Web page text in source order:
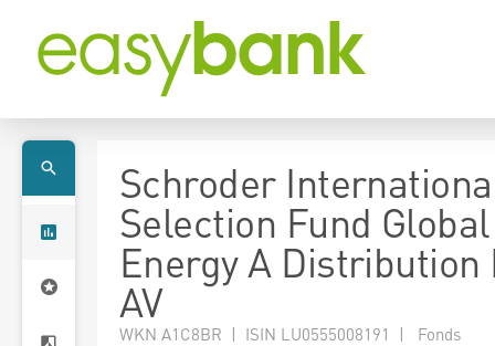
Schroder
Selection Fund Global
Energy A Distribution
AV
WKN A1C8BR | ISIN LU0555008191 | Fonds